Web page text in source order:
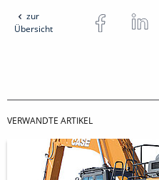
zur
Übersicht
VERWANDTE ARTIKEL